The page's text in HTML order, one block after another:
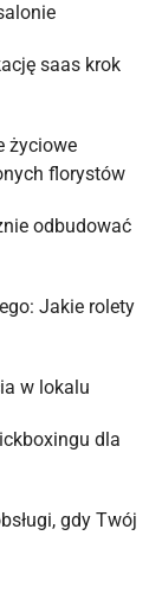
saas krok
życiowe
florystów
odbudować
Jakie rolety
w lokalu
dla
gdy Twój